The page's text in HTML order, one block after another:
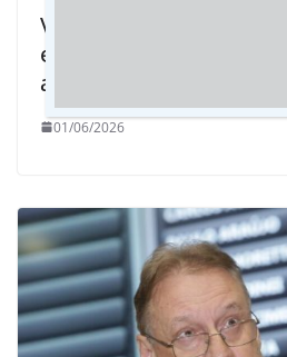
Vicentina fecha mês de
entrega de amor,
as mães
01/06/2026